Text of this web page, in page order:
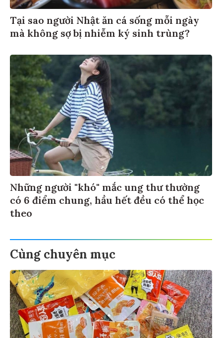
Tại sao người Nhật ăn cá sống mỗi ngày
mà không sợ bị nhiễm ký sinh trùng?
Những người "khó" mắc ung thư thường
có 6 điểm chung, hầu hết đều có thể học
theo
Cùng chuyên mục